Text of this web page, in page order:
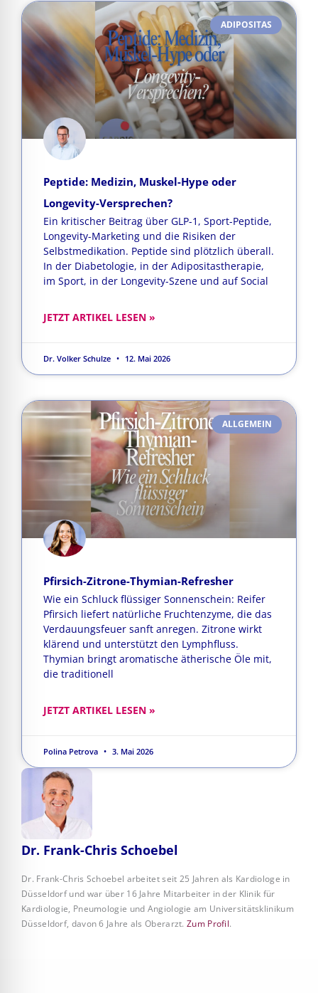
Dr. Frank-Chris Schoebel
Dr. Frank-Chris Schoebel arbeitet seit 25 Jahren als Kardiologe in
Düsseldorf und war über 16 Jahre Mitarbeiter in der Klinik für
Kardiologie, Pneumologie und Angiologie am Universitätsklinikum
Düsseldorf, davon 6 Jahre als Oberarzt.Zum Profil.
ADIPOSITAS
Peptide: Medizin, Muskel-Hype oder
Longevity-Versprechen?
Ein kritischer Beitrag über GLP-1, Sport-Peptide,
Longevity-Marketing und die Risiken der
Selbstmedikation. Peptide sind plötzlich überall.
In der Diabetologie, in der Adipositastherapie,
im Sport, in der Longevity-Szene und auf Social
JETZT ARTIKEL LESEN »
Dr. Volker Schulze 12. Mai 2026
ALLGEMEIN
Pfirsich-Zitrone-Thymian-Refresher
Wie ein Schluck flüssiger Sonnenschein: Reifer
Pfirsich liefert natürliche Fruchtenzyme, die das
Verdauungsfeuer sanft anregen. Zitrone wirkt
klärend und unterstützt den Lymphfluss.
Thymian bringt aromatische ätherische Öle mit,
die traditionell
JETZT ARTIKEL LESEN »
Polina Petrova 3. Mai 2026